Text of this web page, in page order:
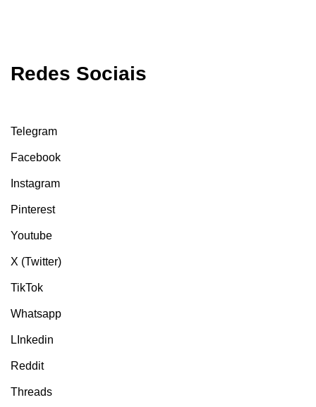
Redes Sociais
Telegram
Facebook
Instagram
Pinterest
Youtube
X (Twitter)
TikTok
Whatsapp
LInkedin
Reddit
Threads